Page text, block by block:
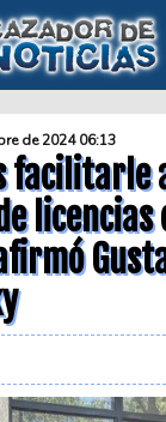
de 2024 06:13
facilitarle
licencias